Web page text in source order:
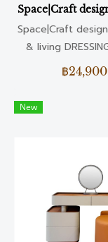
Space|Craft
Space|Craft
& living
฿24,900
New